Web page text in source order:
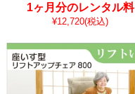
1ヶ月分のレンタル料
¥12,720(税込)